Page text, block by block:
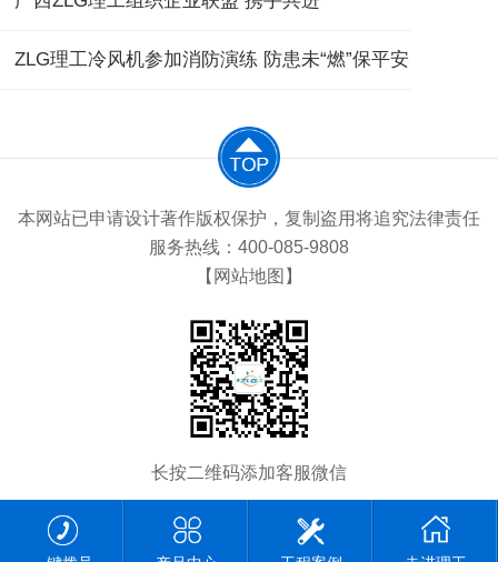
ZLG理工冷风机参加消防演练 防患未“燃”保平安
本网站已申请设计著作版权保护，复制盗用将追究法律责任
服务热线：400-085-9808
【网站地图】
长按二维码添加客服微信